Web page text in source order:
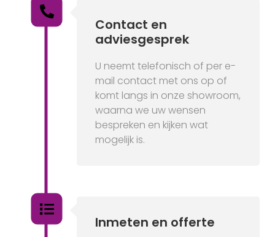
Contact en
adviesgesprek
U neemt telefonisch of per e-
mail contact met ons op of
komt langs in onze showroom,
waarna we uw wensen
bespreken en kijken wat
mogelijk is.
Inmeten en offerte